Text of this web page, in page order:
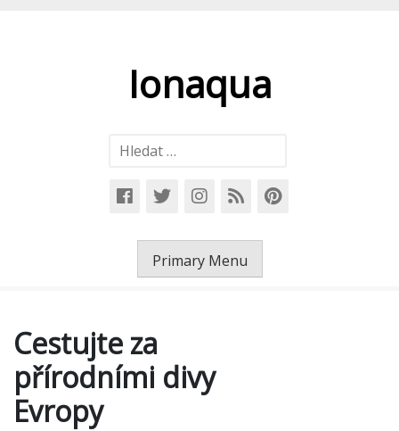
Ionaqua
Vyhledávání
Primary Menu
Cestujte za
přírodními divy
Evropy